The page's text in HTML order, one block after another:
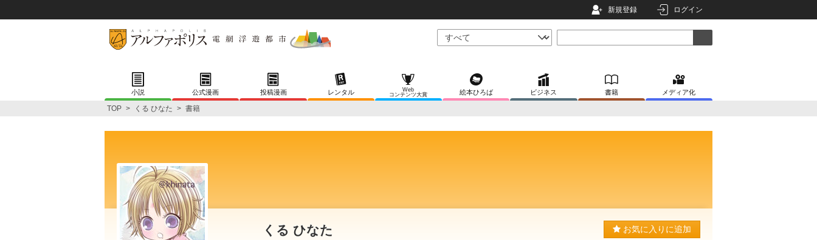
新規登録 ログイン
小説 公式漫画 投稿漫画 レンタル
Web
コンテンツ大賞
絵本ひろば ビジネス 書籍 メディア化
TOP > くる ひなた > 書籍
くる ひなた お気に入りに追加